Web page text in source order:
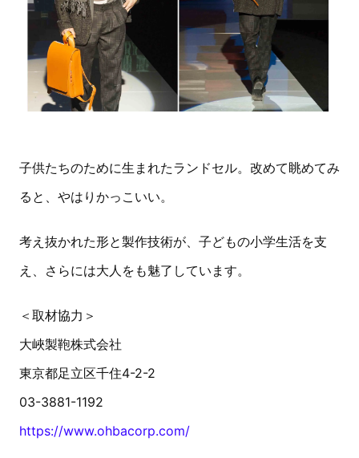
子供たちのために生まれたランドセル。改めて眺めてみ
ると、やはりかっこいい。
考え抜かれた形と製作技術が、子どもの小学生活を支
え、さらには大人をも魅了しています。
＜取材協力＞
大峽製鞄株式会社
東京都足立区千住4-2-2
03-3881-1192
https://www.ohbacorp.com/